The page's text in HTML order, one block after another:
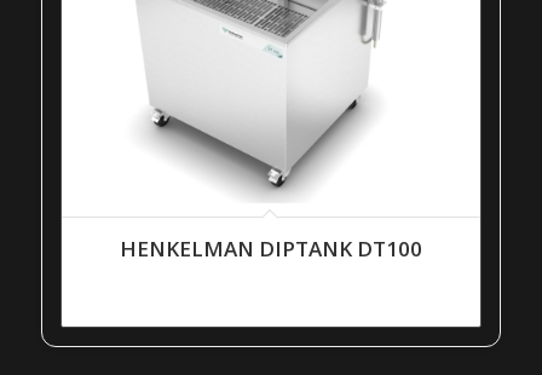
HENKELMAN DIPTANK DT100